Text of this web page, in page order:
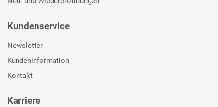
Kundenservice
Newsletter
Kundeninformation
Kontakt
Karriere